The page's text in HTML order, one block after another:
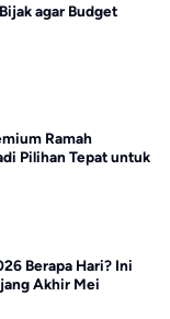
agar Budget
Ramah
Pilihan Tepat untuk
Berapa Hari? Ini
Akhir Mei